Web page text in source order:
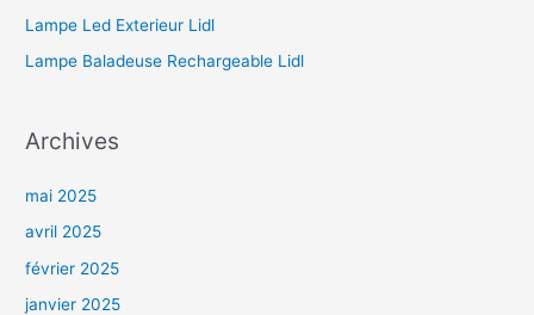
Lampe Led Exterieur Lidl
Lampe Baladeuse Rechargeable Lidl
Archives
mai 2025
avril 2025
février 2025
janvier 2025